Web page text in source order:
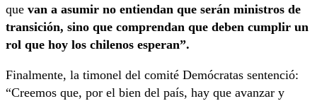
que van a asumir no entiendan que serán ministros de
transición, sino que comprendan que deben cumplir un
rol que hoy los chilenos esperan”.
Finalmente, la timonel del comité Demócratas sentenció:
“Creemos que, por el bien del país, hay que avanzar y